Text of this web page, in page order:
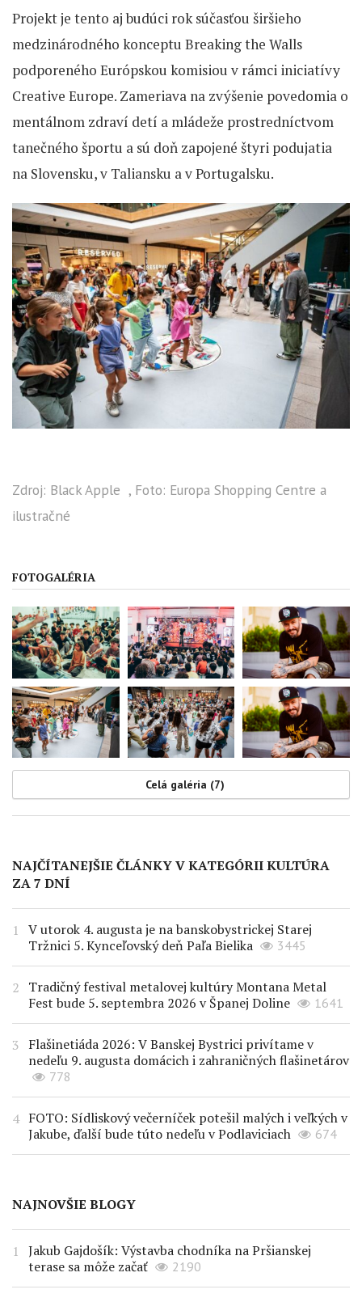
Projekt je tento aj budúci rok súčasťou širšieho
medzinárodného konceptu Breaking the Walls
podporeného Európskou komisiou v rámci iniciatívy
Creative Europe. Zameriava na zvýšenie povedomia o
mentálnom zdraví detí a mládeže prostredníctvom
tanečného športu a sú doň zapojené štyri podujatia
na Slovensku, v Taliansku a v Portugalsku.
Zdroj: Black Apple , Foto: Europa Shopping Centre a
ilustračné
FOTOGALÉRIA
Celá galéria (7)
NAJČÍTANEJŠIE ČLÁNKY V KATEGÓRII KULTÚRA
ZA 7 DNÍ
V utorok 4. augusta je na banskobystrickej Starej
Tržnici 5. Kynceľovský deň Paľa Bielika
3445
Tradičný festival metalovej kultúry Montana Metal
Fest bude 5. septembra 2026 v Španej Doline
1641
Flašinetiáda 2026: V Banskej Bystrici privítame v
nedeľu 9. augusta domácich i zahraničných flašinetárov
778
FOTO: Sídliskový večerníček potešil malých i veľkých v
Jakube, ďalší bude túto nedeľu v Podlaviciach
674
NAJNOVŠIE BLOGY
Jakub Gajdošík: Výstavba chodníka na Pršianskej
terase sa môže začať
2190